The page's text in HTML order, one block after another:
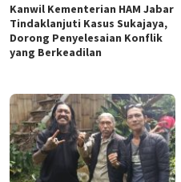
Kanwil Kementerian HAM Jabar
Tindaklanjuti Kasus Sukajaya,
Dorong Penyelesaian Konflik
yang Berkeadilan